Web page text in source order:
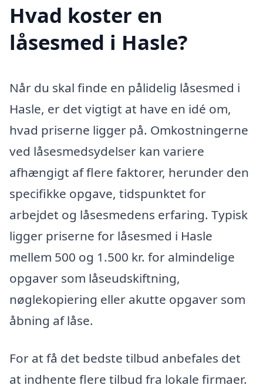
Hvad koster en
låsesmed i Hasle?
Når du skal finde en pålidelig låsesmed i
Hasle, er det vigtigt at have en idé om,
hvad priserne ligger på. Omkostningerne
ved låsesmedsydelser kan variere
afhængigt af flere faktorer, herunder den
specifikke opgave, tidspunktet for
arbejdet og låsesmedens erfaring. Typisk
ligger priserne for låsesmed i Hasle
mellem 500 og 1.500 kr. for almindelige
opgaver som låseudskiftning,
nøglekopiering eller akutte opgaver som
åbning af låse.
For at få det bedste tilbud anbefales det
at indhente flere tilbud fra lokale firmaer.